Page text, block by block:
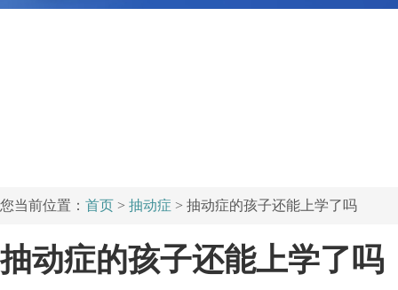
您当前位置： 首页 > 抽动症 > 抽动症的孩子还能上学了吗
抽动症的孩子还能上学了吗